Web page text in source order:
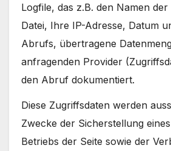
Logfile, das z.B. den Namen
Datei, Ihre IP-Adresse, Datum
Abrufs, übertragene
anfragenden Provider
den Abruf dokumentiert.
Diese Zugriffsdaten werden
Zwecke der Sicherstellung
Betriebs der Seite sowie der